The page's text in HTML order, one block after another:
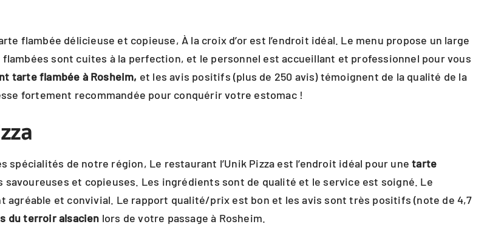
flambée délicieuse et copieuse, À la croix d’or est l’endroit idéal. Le menu propose un large
sont cuites à la perfection, et le personnel est accueillant et professionnel pour vous
tarte flambée à Rosheim, et les avis positifs (plus de 250 avis) témoignent de la qualité de la
fortement recommandée pour conquérir votre estomac !
spécialités de notre région, Le restaurant l’Unik Pizza est l’endroit idéal pour unetarte
savoureuses et copieuses. Les ingrédients sont de qualité et le service est soigné. Le
et convivial. Le rapport qualité/prix est bon et les avis sont très positifs (note de 4,7
du terroir alsacien lors de votre passage à Rosheim.